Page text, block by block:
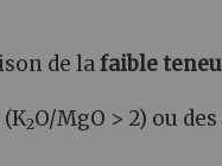
de lafaible
2O/MgO > 2) ou